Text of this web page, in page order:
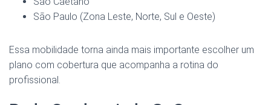
São Paulo (Zona Leste, Norte, Sul e Oeste)
Essa mobilidade torna ainda mais importante escolher um
plano com cobertura que acompanha a rotina do
profissional.